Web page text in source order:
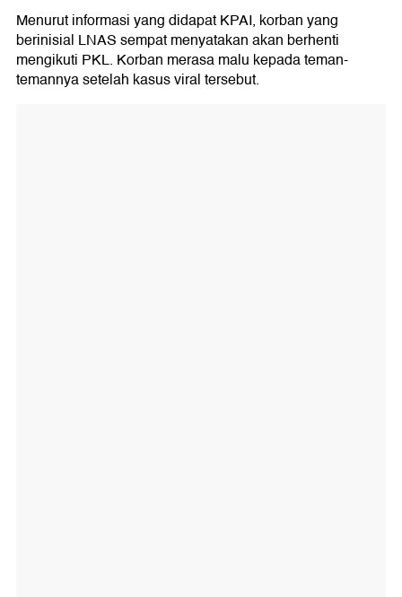
Menurut informasi yang didapat KPAI, korban yang
berinisial LNAS sempat menyatakan akan berhenti
mengikuti PKL. Korban merasa malu kepada teman-
temannya setelah kasus viral tersebut.